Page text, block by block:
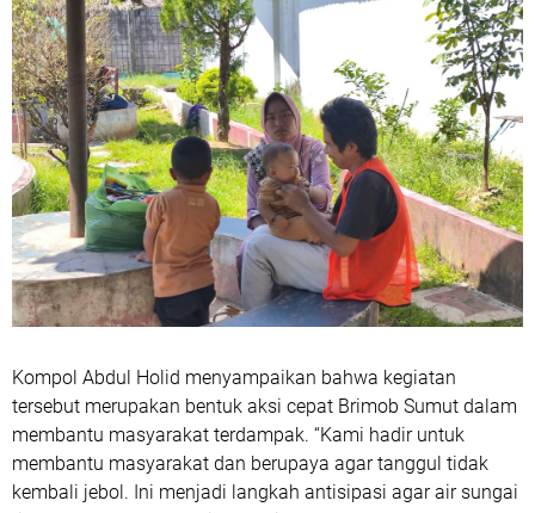
Kompol Abdul Holid menyampaikan bahwa kegiatan
tersebut merupakan bentuk aksi cepat Brimob Sumut dalam
membantu masyarakat terdampak. “Kami hadir untuk
membantu masyarakat dan berupaya agar tanggul tidak
kembali jebol. Ini menjadi langkah antisipasi agar air sungai